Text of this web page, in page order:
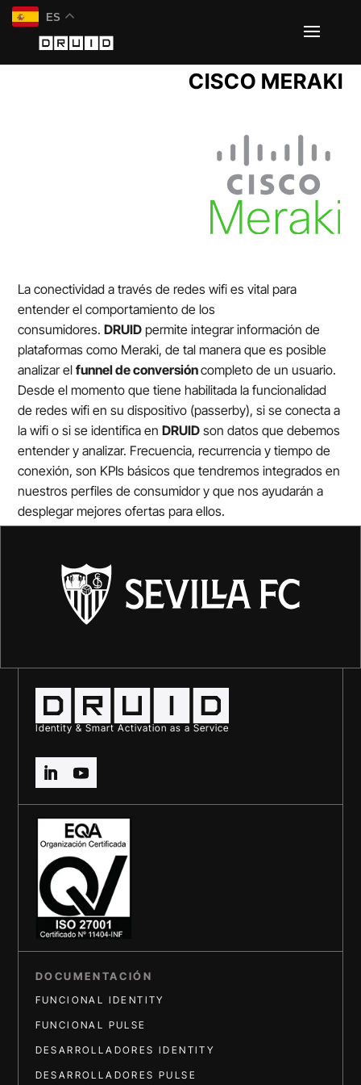
CISCO MERAKI
La conectividad a través de redes wifi es vital para
entender el comportamiento de los
consumidores.DRUID permite integrar información de
plataformas como Meraki, de tal manera que es posible
analizar elfunnel de conversióncompleto de un usuario.
Desde el momento que tiene habilitada la funcionalidad
de redes wifi en su dispositivo (passerby), si se conecta a
la wifi o si se identifica enDRUID son datos que debemos
entender y analizar. Frecuencia, recurrencia y tiempo de
conexión, son KPIs básicos que tendremos integrados en
nuestros perfiles de consumidor y que nos ayudarán a
desplegar mejores ofertas para ellos.
Identity & Smart Activation as a Service
DOCUMENTACIÓN
FUNCIONAL IDENTITY
FUNCIONAL PULSE
DESARROLLADORES IDENTITY
DESARROLLADORES PULSE
ES